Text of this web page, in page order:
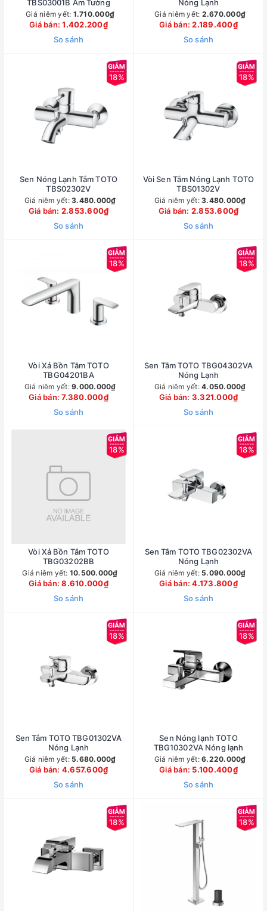
TBS03001B Âm Tường
Giá niêm yết: 1.710.000₫
Giá bán:1.402.200₫
So sánh
Nóng Lạnh
Giá niêm yết: 2.670.000₫
Giá bán:2.189.400₫
So sánh
18%
Sen Nóng Lạnh Tắm TOTO
TBS02302V
Giá niêm yết: 3.480.000₫
Giá bán: 2.853.600₫
So sánh
18%
Vòi Sen Tắm Nóng Lạnh TOTO
TBS01302V
Giá niêm yết: 3.480.000₫
Giá bán: 2.853.600₫
So sánh
18%
Vòi Xả Bồn Tắm TOTO
TBG04201BA
Giá niêm yết: 9.000.000₫
Giá bán:7.380.000₫
So sánh
18%
Sen Tắm TOTO TBG04302VA
Nóng Lạnh
Giá niêm yết: 4.050.000₫
Giá bán: 3.321.000₫
So sánh
18%
Vòi Xả Bồn Tắm TOTO
TBG03202BB
Giá niêm yết: 10.500.000₫
Giá bán:8.610.000₫
So sánh
18%
Sen Tắm TOTO TBG02302VA
Nóng Lạnh
Giá niêm yết: 5.090.000₫
Giá bán:4.173.800₫
So sánh
18%
Sen Tắm TOTO TBG01302VA
Nóng Lạnh
Giá niêm yết: 5.680.000₫
Giá bán: 4.657.600₫
So sánh
18%
Sen Nóng lạnh TOTO
TBG10302VA Nóng lạnh
Giá niêm yết: 6.220.000₫
Giá bán: 5.100.400₫
So sánh
18% 18%